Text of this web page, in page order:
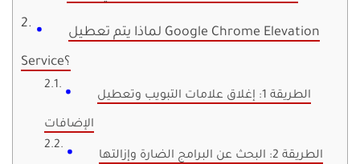
لماذا يتم تعطيل Google Chrome Elevation
Service؟
الطريقة 1: إغلاق علامات التبويب وتعطيل
الإضافات
الطريقة 2: البحث عن البرامج الضارة وإزالتها